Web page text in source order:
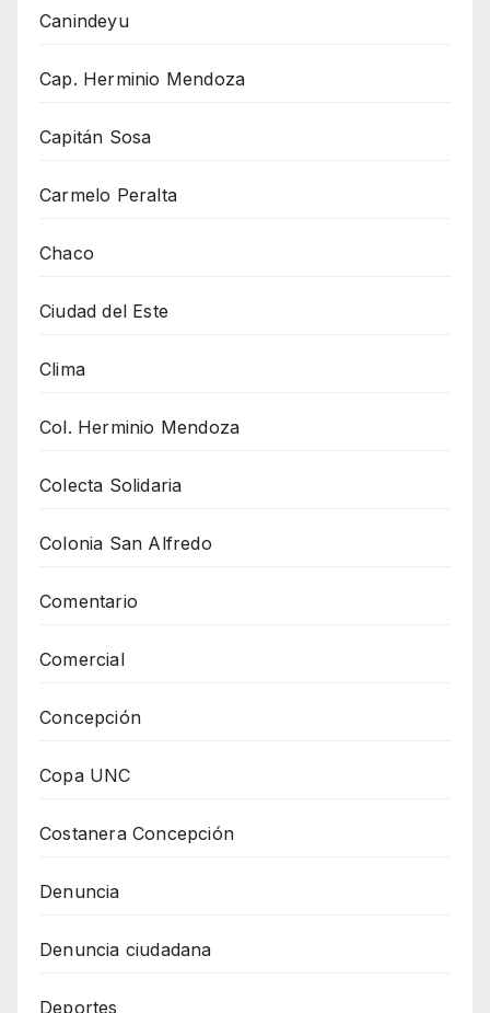
Canindeyu
Cap. Herminio Mendoza
Capitán Sosa
Carmelo Peralta
Chaco
Ciudad del Este
Clima
Col. Herminio Mendoza
Colecta Solidaria
Colonia San Alfredo
Comentario
Comercial
Concepción
Copa UNC
Costanera Concepción
Denuncia
Denuncia ciudadana
Deportes